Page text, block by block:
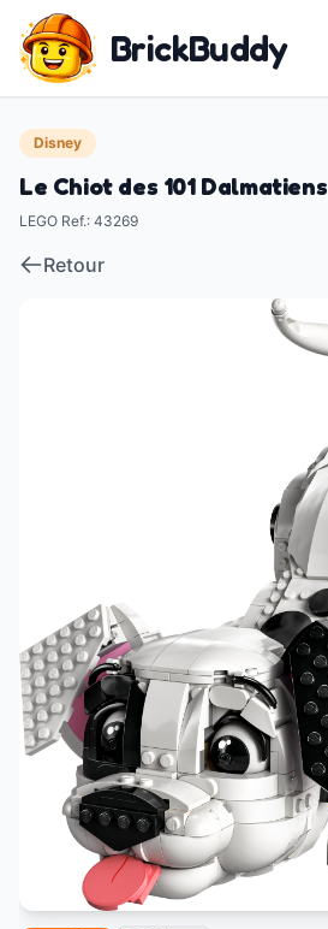
BrickBuddy
Disney
Le Chiot des 101 Dalmatiens
LEGO Ref.: 43269
Retour